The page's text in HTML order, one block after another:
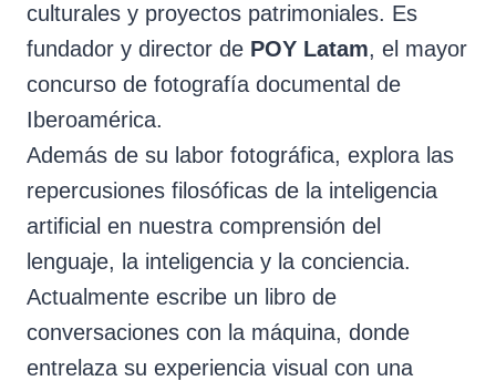
culturales y proyectos patrimoniales. Es
fundador y director de POY Latam, el mayor
concurso de fotografía documental de
Iberoamérica.
Además de su labor fotográfica, explora las
repercusiones filosóficas de la inteligencia
artificial en nuestra comprensión del
lenguaje, la inteligencia y la conciencia.
Actualmente escribe un libro de
conversaciones con la máquina, donde
entrelaza su experiencia visual con una